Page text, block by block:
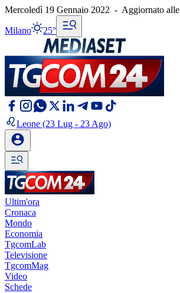
Mercoledì 19 Gennaio 2022 - Aggiornato alle
Milano 25°
Leone (23 Lug - 23 Ago)
Ultim'ora
Cronaca
Mondo
Economia
TgcomLab
Televisione
TgcomMag
Video
Schede